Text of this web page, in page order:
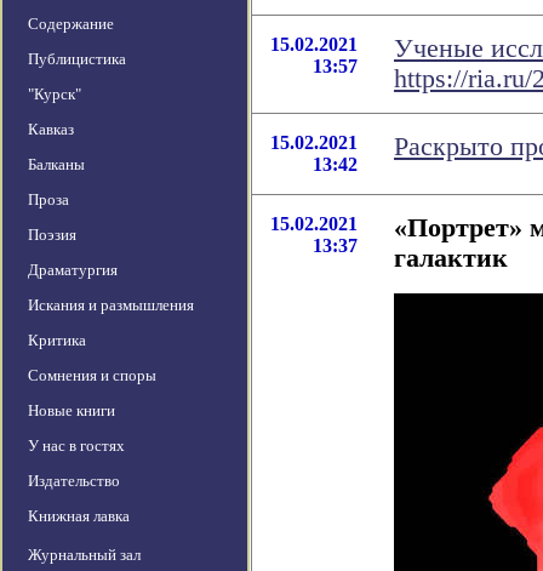
Содержание
Публицистика
"Курск"
Кавказ
Балканы
Проза
Поэзия
Драматургия
Искания и размышления
Критика
Сомнения и споры
Новые книги
У нас в гостях
Издательство
Книжная лавка
Журнальный зал
15.02.2021
13:57
Ученые
https://ria.ru/
15.02.2021
13:42
Раскрыто
15.02.2021
13:37
«Портрет»
галактик